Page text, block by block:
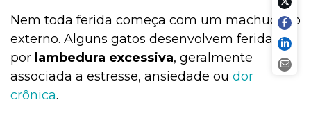
Nem toda ferida começa com um machucado
externo. Alguns gatos desenvolvem feridas
por lambedura excessiva, geralmente
associada a estresse, ansiedade ou dor
crônica.